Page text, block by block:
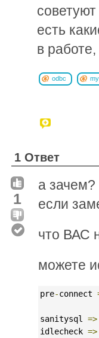
есть
в
odbc
1 Ответ
1
а зачем?
если
что ВАС
можете
pre-connect
sanitysql =>
idlecheck =>